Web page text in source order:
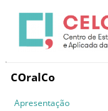
COralCo
Apresentação